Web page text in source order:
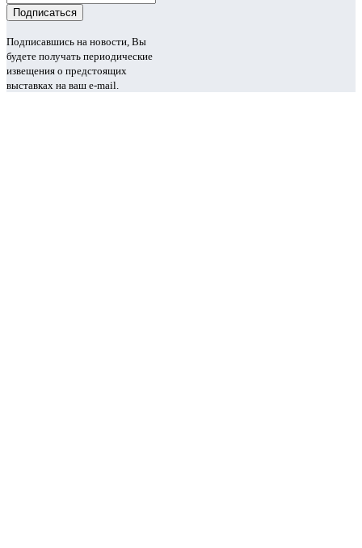
Подписавшись на новости, Вы
будете получать периодические
извещения о предстоящих
выставках на ваш e-mail.